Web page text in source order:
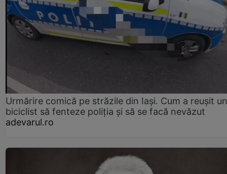
Urmărire comică pe străzile din Iași. Cum a reușit un
biciclist să fenteze poliția și să se facă nevăzut
adevarul.ro